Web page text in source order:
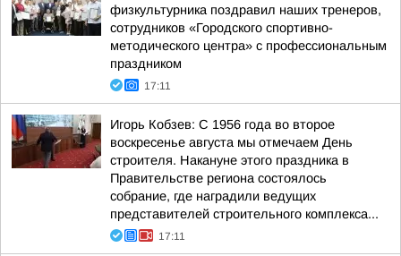
физкультурника поздравил наших тренеров,
сотрудников «Городского спортивно-
методического центра» с профессиональным
праздником
17:11
Игорь Кобзев: С 1956 года во второе
воскресенье августа мы отмечаем День
строителя. Накануне этого праздника в
Правительстве региона состоялось
собрание, где наградили ведущих
представителей строительного комплекса...
17:11